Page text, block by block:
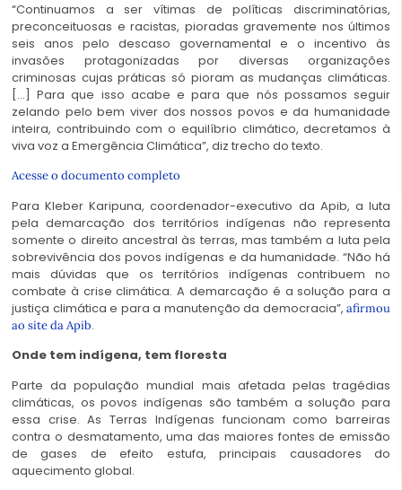
“Continuamos a ser vítimas de políticas discriminatórias,
preconceituosas e racistas, pioradas gravemente nos últimos
seis anos pelo descaso governamental e o incentivo às
invasões protagonizadas por diversas organizações
criminosas cujas práticas só pioram as mudanças climáticas.
[…] Para que isso acabe e para que nós possamos seguir
zelando pelo bem viver dos nossos povos e da humanidade
inteira, contribuindo com o equilíbrio climático, decretamos à
viva voz a Emergência Climática”, diz trecho do texto.
Acesse o documento completo
Para Kleber Karipuna, coordenador-executivo da Apib, a luta
pela demarcação dos territórios indígenas não representa
somente o direito ancestral às terras, mas também a luta pela
sobrevivência dos povos indígenas e da humanidade. “Não há
mais dúvidas que os territórios indígenas contribuem no
combate à crise climática. A demarcação é a solução para a
justiça climática e para a manutenção da democracia”, afirmou
ao site da Apib.
Onde tem indígena, tem floresta
Parte da população mundial mais afetada pelas tragédias
climáticas, os povos indígenas são também a solução para
essa crise. As Terras Indígenas funcionam como barreiras
contra o desmatamento, uma das maiores fontes de emissão
de gases de efeito estufa, principais causadores do
aquecimento global.